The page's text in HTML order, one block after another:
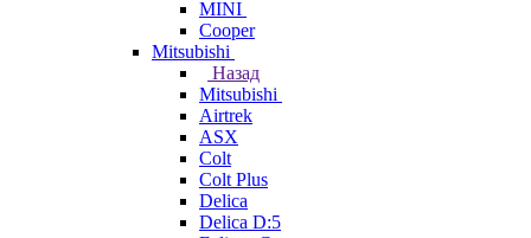
MINI
Cooper
Mitsubishi
Назад
Mitsubishi
Airtrek
ASX
Colt
Colt Plus
Delica
Delica D:5